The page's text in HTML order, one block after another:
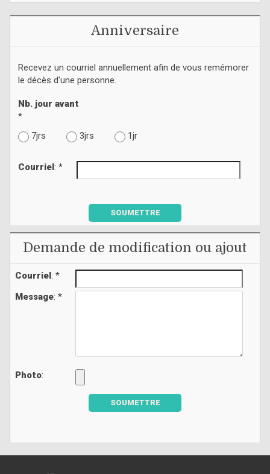
Anniversaire
Recevez un courriel annuellement afin de vous remémorer
le décès d'une personne.
Nb. jour avant
*
7jrs
3jrs 1jr
Courriel : *
SOUMETTRE
Demande de modification ou ajout
Courriel: *
Message: *
Photo:
SOUMETTRE